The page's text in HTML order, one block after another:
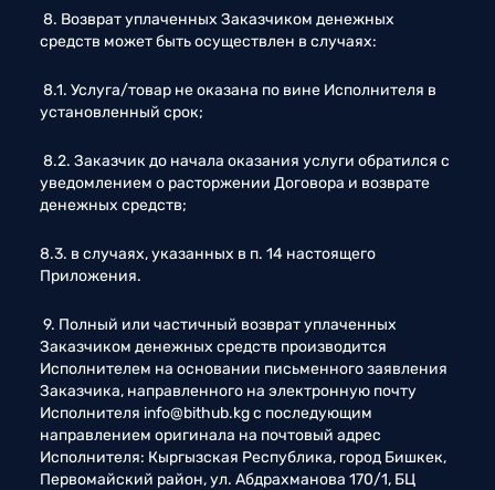
средств может быть осуществлен в случаях:
установленный срок;
уведомлением о расторжении Договора и возврате
денежных средств;
8.3. в случаях, указанных в п. 14 настоящего
Приложения.
Заказчиком денежных средств производится
Исполнителем на основании письменного заявления
Заказчика, направленного на электронную почту
Исполнителя info@bithub.kg с последующим
направлением оригинала на почтовый адрес
Исполнителя: Кыргызская Республика, город Бишкек,
Первомайский район, ул. Абдрахманова 170/1, БЦ